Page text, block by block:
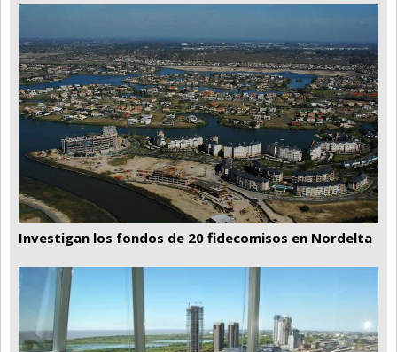
Investigan los fondos de 20 fidecomisos en Nordelta